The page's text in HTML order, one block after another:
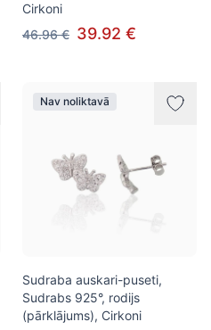
Cirkoni
46.96 € 39.92 €
Nav noliktavā
Sudraba auskari-puseti,
Sudrabs 925°, rodijs
(pārklājums), Cirkoni